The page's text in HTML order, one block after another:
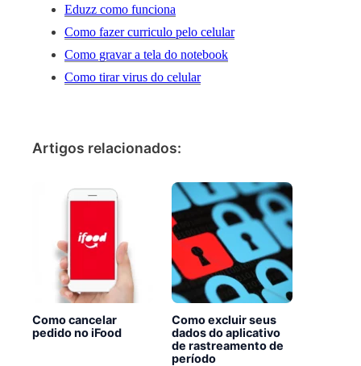
Eduzz como funciona
Como fazer curriculo pelo celular
Como gravar a tela do notebook
Como tirar virus do celular
Artigos relacionados:
Como cancelar
pedido no iFood
Como excluir seus
dados do aplicativo
de rastreamento de
período